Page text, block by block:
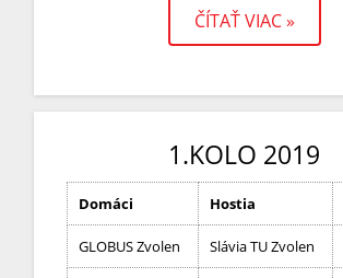
ČÍTAŤ VIAC »
1.KOLO 2019
Domáci Hostia
GLOBUS Zvolen Slávia TU Zvolen